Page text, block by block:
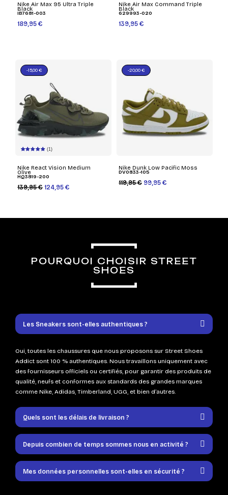
Nike Air Max 95 Ultra Triple
Black
IB7681-003
189,95 €
Nike Air Max Command Triple
Black
629993-020
139,95 €
(1)
Nike React Vision Medium
Olive
HQ3819-200
139,95 € 124,95 €
-15,00 €
Nike Dunk Low Pacific Moss
DV0833-105
119,95 € 99,95 €
-20,00 €
POURQUOI CHOISIR STREET
SHOES
Les Sneakers sont-elles authentiques ?
Oui, toutes les chaussures que nous proposons sur Street Shoes
Addict sont 100 % authentiques. Nous travaillons uniquement avec
des fournisseurs officiels ou certifiés, pour garantir des produits de
qualité, neufs et conformes aux standards des grandes marques
comme Nike, Adidas, Timberland, UGG, et bien d’autres.
Quels sont les délais de livraison ?
Depuis combien de temps sommes nous en activité ?
Mes données personnelles sont-elles en sécurité ?